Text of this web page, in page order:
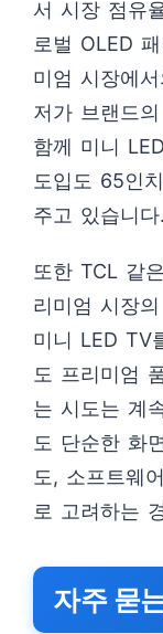
서 시장 점유
로벌 OLED
미엄 시장에
저가 브랜드
함께 미니
도입도 65인
주고 있습니다.
또한 TCL 같
리미엄 시장
미니 LED TV
도 프리미엄
는 시도는 계
도 단순한 화
도, 소프트웨
로 고려하는
자주 묻